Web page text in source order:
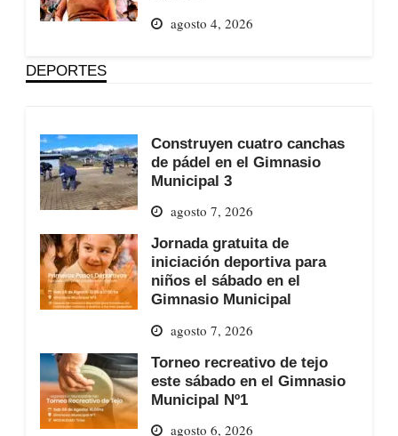
agosto 4, 2026
DEPORTES
Construyen cuatro canchas
de pádel en el Gimnasio
Municipal 3
agosto 7, 2026
Jornada gratuita de
iniciación deportiva para
niños el sábado en el
Gimnasio Municipal
agosto 7, 2026
Torneo recreativo de tejo
este sábado en el Gimnasio
Municipal Nº1
agosto 6, 2026